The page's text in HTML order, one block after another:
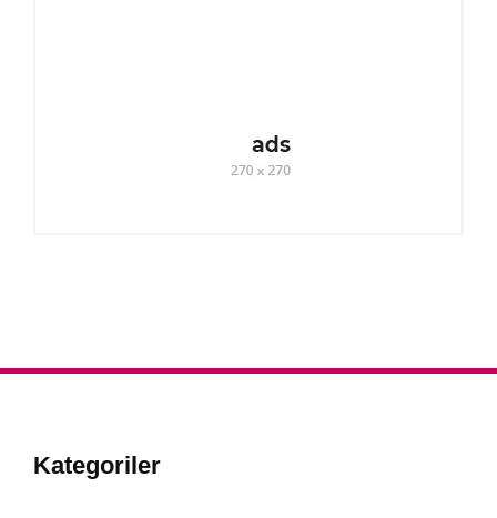
Kategoriler